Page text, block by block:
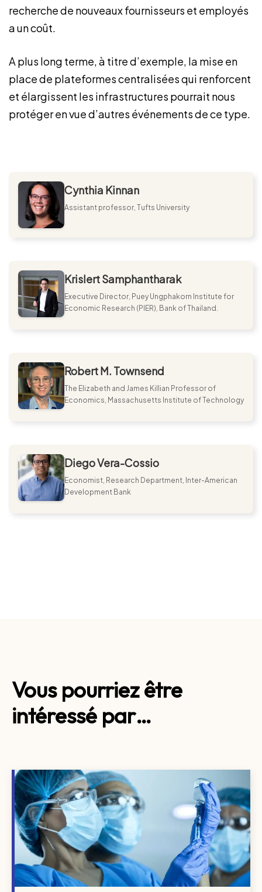
recherche de nouveaux fournisseurs et employés
a un coût.
A plus long terme, à titre d’exemple, la mise en
place de plateformes centralisées qui renforcent
et élargissent les infrastructures pourrait nous
protéger en vue d’autres événements de ce type.
Cynthia Kinnan
Assistant professor, Tufts University
Krislert Samphantharak
Executive Director, Puey Ungphakorn Institute for
Economic Research (PIER), Bank of Thailand.
Robert M. Townsend
The Elizabeth and James Killian Professor of
Economics, Massachusetts Institute of Technology
Diego Vera-Cossio
Economist, Research Department, Inter-American
Development Bank
Vous pourriez être
intéressé par…